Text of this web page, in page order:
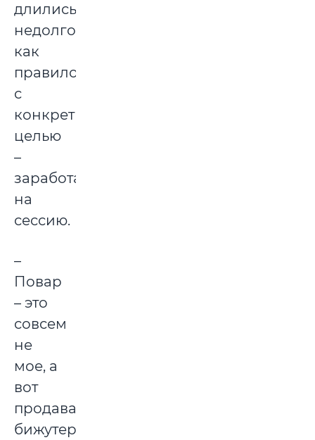
длились
недолго,
как
правило,
с
конкретной
целью
–
заработать
на
сессию.
–
Повар
– это
совсем
не
мое, а
вот
продавать
бижутерию,